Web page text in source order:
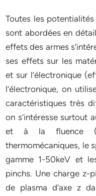
Toutes les
sont abordées en
effets des armes
ses effets sur les
et sur l’électronique
l’électronique, on
caractéristiques très
on s’intéresse surtout
et à la fluence
thermomécaniques, le
gamme 1-50keV et
pinchs. Une charge z-
de plasma d’axe z